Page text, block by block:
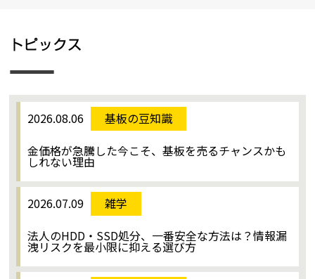
2026.08.06
基板の豆知識
金価格が急騰した今こそ、基板を売るチャンスかも
しれない理由
2026.07.09
雑学
法人のHDD・SSD処分、一番安全な方法は？情報漏
洩リスクを最小限に抑える選び方